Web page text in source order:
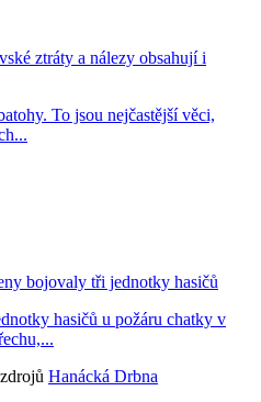
ztráty a nálezy obsahují i
To jsou nejčastější věci,
bojovaly tři jednotky hasičů
hasičů u požáru chatky v
Hanácká Drbna